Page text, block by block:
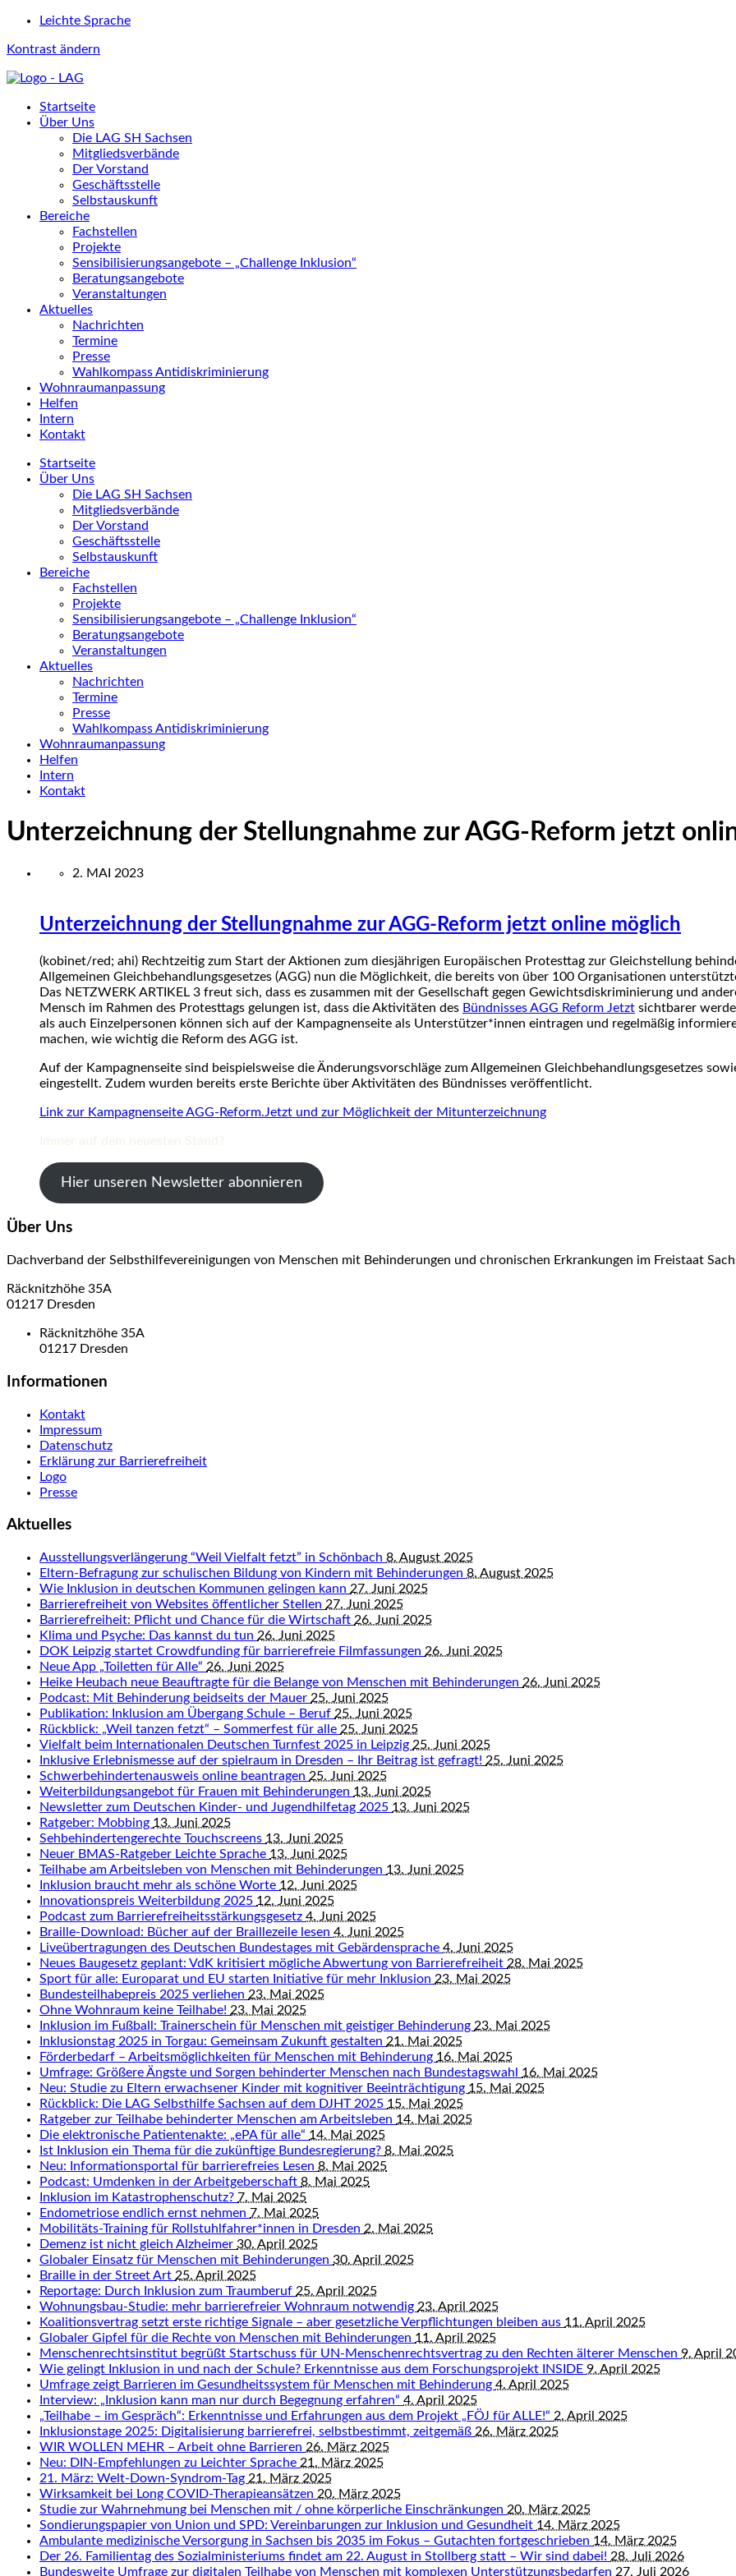
Leichte Sprache
Kontrast ändern
Startseite
Über Uns
Die LAG SH Sachsen
Mitgliedsverbände
Der Vorstand
Geschäftsstelle
Selbstauskunft
Bereiche
Fachstellen
Projekte
Sensibilisierungsangebote – „Challenge Inklusion“
Beratungsangebote
Veranstaltungen
Aktuelles
Nachrichten
Termine
Presse
Wahlkompass Antidiskriminierung
Wohnraumanpassung
Helfen
Intern
Kontakt
Startseite
Über Uns
Die LAG SH Sachsen
Mitgliedsverbände
Der Vorstand
Geschäftsstelle
Selbstauskunft
Bereiche
Fachstellen
Projekte
Sensibilisierungsangebote – „Challenge Inklusion“
Beratungsangebote
Veranstaltungen
Aktuelles
Nachrichten
Termine
Presse
Wahlkompass Antidiskriminierung
Wohnraumanpassung
Helfen
Intern
Kontakt
Unterzeichnung der Stellungnahme zur AGG-Reform jetzt
2. MAI 2023
Unterzeichnung der Stellungnahme zur AGG-Reform jetzt online möglich
(kobinet/red; ahi) Rechtzeitig zum Start der Aktionen zum diesjährigen Europäischen Protesttag zur Gleichstellung
Allgemeinen Gleichbehandlungsgesetzes (AGG) nun die Möglichkeit, die bereits von über 100 Organisationen
Das NETZWERK ARTIKEL 3 freut sich, dass es zusammen mit der Gesellschaft gegen Gewichtsdiskriminierung und
Mensch im Rahmen des Protesttags gelungen ist, dass die Aktivitäten des Bündnisses AGG Reform Jetzt sichtbarer
als auch Einzelpersonen können sich auf der Kampagnenseite als Unterstützer*innen eintragen und regelmäßig
machen, wie wichtig die Reform des AGG ist.
Auf der Kampagnenseite sind beispielsweise die Änderungsvorschläge zum Allgemeinen Gleichbehandlungsgesetzes
eingestellt. Zudem wurden bereits erste Berichte über Aktivitäten des Bündnisses veröffentlicht.
Link zur Kampagnenseite AGG-Reform.Jetzt und zur Möglichkeit der Mitunterzeichnung
Hier unseren Newsletter abonnieren
Über Uns
Dachverband der Selbsthilfevereinigungen von Menschen mit Behinderungen und chronischen Erkrankungen im Freistaat
Räcknitzhöhe 35A
01217 Dresden
Räcknitzhöhe 35A
01217 Dresden
Informationen
Kontakt
Impressum
Datenschutz
Erklärung zur Barrierefreiheit
Logo
Presse
Aktuelles
Ausstellungsverlängerung “Weil Vielfalt fetzt” in Schönbach 8. August 2025
Eltern-Befragung zur schulischen Bildung von Kindern mit Behinderungen 8. August 2025
Wie Inklusion in deutschen Kommunen gelingen kann 27. Juni 2025
Barrierefreiheit von Websites öffentlicher Stellen 27. Juni 2025
Barrierefreiheit: Pflicht und Chance für die Wirtschaft 26. Juni 2025
Klima und Psyche: Das kannst du tun 26. Juni 2025
DOK Leipzig startet Crowdfunding für barrierefreie Filmfassungen 26. Juni 2025
Neue App „Toiletten für Alle“ 26. Juni 2025
Heike Heubach neue Beauftragte für die Belange von Menschen mit Behinderungen 26. Juni 2025
Podcast: Mit Behinderung beidseits der Mauer 25. Juni 2025
Publikation: Inklusion am Übergang Schule – Beruf 25. Juni 2025
Rückblick: „Weil tanzen fetzt“ – Sommerfest für alle 25. Juni 2025
Vielfalt beim Internationalen Deutschen Turnfest 2025 in Leipzig 25. Juni 2025
Inklusive Erlebnismesse auf der spielraum in Dresden – Ihr Beitrag ist gefragt! 25. Juni 2025
Schwerbehindertenausweis online beantragen 25. Juni 2025
Weiterbildungsangebot für Frauen mit Behinderungen 13. Juni 2025
Newsletter zum Deutschen Kinder- und Jugendhilfetag 2025 13. Juni 2025
Ratgeber: Mobbing 13. Juni 2025
Sehbehindertengerechte Touchscreens 13. Juni 2025
Neuer BMAS-Ratgeber Leichte Sprache 13. Juni 2025
Teilhabe am Arbeitsleben von Menschen mit Behinderungen 13. Juni 2025
Inklusion braucht mehr als schöne Worte 12. Juni 2025
Innovationspreis Weiterbildung 2025 12. Juni 2025
Podcast zum Barrierefreiheitsstärkungsgesetz 4. Juni 2025
Braille-Download: Bücher auf der Braillezeile lesen 4. Juni 2025
Liveübertragungen des Deutschen Bundestages mit Gebärdensprache 4. Juni 2025
Neues Baugesetz geplant: VdK kritisiert mögliche Abwertung von Barrierefreiheit 28. Mai 2025
Sport für alle: Europarat und EU starten Initiative für mehr Inklusion 23. Mai 2025
Bundesteilhabepreis 2025 verliehen 23. Mai 2025
Ohne Wohnraum keine Teilhabe! 23. Mai 2025
Inklusion im Fußball: Trainerschein für Menschen mit geistiger Behinderung 23. Mai 2025
Inklusionstag 2025 in Torgau: Gemeinsam Zukunft gestalten 21. Mai 2025
Förderbedarf – Arbeitsmöglichkeiten für Menschen mit Behinderung 16. Mai 2025
Umfrage: Größere Ängste und Sorgen behinderter Menschen nach Bundestagswahl 16. Mai 2025
Neu: Studie zu Eltern erwachsener Kinder mit kognitiver Beeinträchtigung 15. Mai 2025
Rückblick: Die LAG Selbsthilfe Sachsen auf dem DJHT 2025 15. Mai 2025
Ratgeber zur Teilhabe behinderter Menschen am Arbeitsleben 14. Mai 2025
Die elektronische Patientenakte: „ePA für alle“ 14. Mai 2025
Ist Inklusion ein Thema für die zukünftige Bundesregierung? 8. Mai 2025
Neu: Informationsportal für barrierefreies Lesen 8. Mai 2025
Podcast: Umdenken in der Arbeitgeberschaft 8. Mai 2025
Inklusion im Katastrophenschutz? 7. Mai 2025
Endometriose endlich ernst nehmen 7. Mai 2025
Mobilitäts-Training für Rollstuhlfahrer*innen in Dresden 2. Mai 2025
Demenz ist nicht gleich Alzheimer 30. April 2025
Globaler Einsatz für Menschen mit Behinderungen 30. April 2025
Braille in der Street Art 25. April 2025
Reportage: Durch Inklusion zum Traumberuf 25. April 2025
Wohnungsbau-Studie: mehr barrierefreier Wohnraum notwendig 23. April 2025
Koalitionsvertrag setzt erste richtige Signale – aber gesetzliche Verpflichtungen bleiben aus 11. April 2025
Globaler Gipfel für die Rechte von Menschen mit Behinderungen 11. April 2025
Menschenrechtsinstitut begrüßt Startschuss für UN-Menschenrechtsvertrag zu den Rechten älterer Menschen 9. April
Wie gelingt Inklusion in und nach der Schule? Erkenntnisse aus dem Forschungsprojekt INSIDE 9. April 2025
Umfrage zeigt Barrieren im Gesundheitssystem für Menschen mit Behinderung 4. April 2025
Interview: „Inklusion kann man nur durch Begegnung erfahren“ 4. April 2025
„Teilhabe – im Gespräch“: Erkenntnisse und Erfahrungen aus dem Projekt „FÖJ für ALLE!“ 2. April 2025
Inklusionstage 2025: Digitalisierung barrierefrei, selbstbestimmt, zeitgemäß 26. März 2025
WIR WOLLEN MEHR – Arbeit ohne Barrieren 26. März 2025
Neu: DIN-Empfehlungen zu Leichter Sprache 21. März 2025
21. März: Welt-Down-Syndrom-Tag 21. März 2025
Wirksamkeit bei Long COVID-Therapieansätzen 20. März 2025
Studie zur Wahrnehmung bei Menschen mit / ohne körperliche Einschränkungen 20. März 2025
Sondierungspapier von Union und SPD: Vereinbarungen zur Inklusion und Gesundheit 14. März 2025
Ambulante medizinische Versorgung in Sachsen bis 2035 im Fokus – Gutachten fortgeschrieben 14. März 2025
Der 26. Familientag des Sozialministeriums findet am 22. August in Stollberg statt – Wir sind dabei! 28. Juli 2026
Bundesweite Umfrage zur digitalen Teilhabe von Menschen mit komplexen Unterstützungsbedarfen 27. Juli 2026